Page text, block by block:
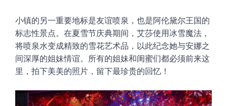
小镇的另一重要地标是友谊喷泉，也是阿伦黛尔王国的
标志性景点。在夏雪节庆典期间，艾莎使用冰雪魔法，
将喷泉水变成精致的雪花艺术品，以此纪念她与安娜之
间深厚的姐妹情谊。所有的姐妹和闺蜜们都必须前来这
里，拍下美美的照片，留下最珍贵的回忆！